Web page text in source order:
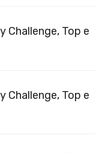
Challenge, Top e
Challenge, Top e